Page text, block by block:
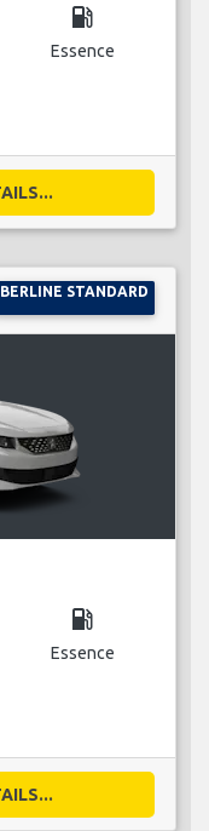
local_gas_station
Essence
BERLINE STANDARD
local_gas_station
Essence